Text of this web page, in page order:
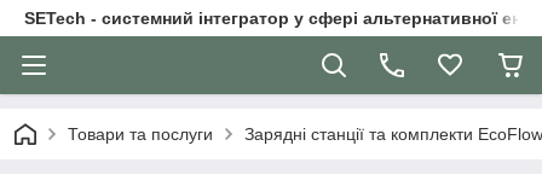
SETech - системний інтегратор у сфері альтернативної
Товари та послуги Зарядні станції та комплекти EcoFlow